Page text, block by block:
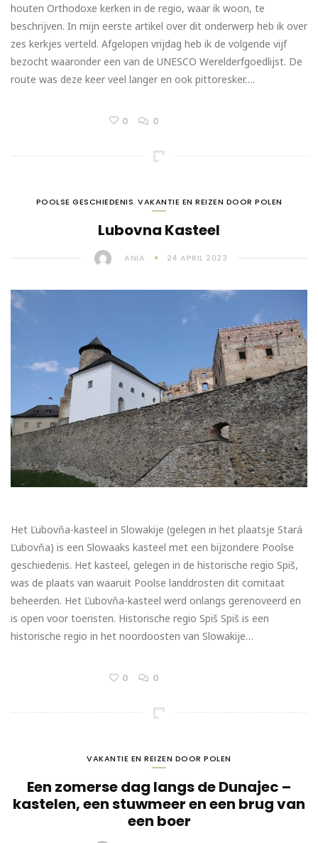
houten Orthodoxe kerken in de regio, waar ik woon, te
beschrijven. In mijn eerste artikel over dit onderwerp heb ik over
zes kerkjes verteld. Afgelopen vrijdag heb ik de volgende vijf
bezocht waaronder een van de UNESCO Werelderfgoedlijst. De
route was deze keer veel langer en ook pittoresker….
0 0
POOLSE GESCHIEDENIS, VAKANTIE EN REIZEN DOOR POLEN
Lubovna Kasteel
ANIA 24 APRIL 2023
Het Ľubovňa-kasteel in Slowakije (gelegen in het plaatsje Stará
Ľubovňa) is een Slowaaks kasteel met een bijzondere Poolse
geschiedenis. Het kasteel, gelegen in de historische regio Spiš,
was de plaats van waaruit Poolse landdrosten dit comitaat
beheerden. Het Ľubovňa-kasteel werd onlangs gerenoveerd en
is open voor toeristen. Historische regio Spiš Spiš is een
historische regio in het noordoosten van Slowakije…
0 0
VAKANTIE EN REIZEN DOOR POLEN
Een zomerse dag langs de Dunajec –
kastelen, een stuwmeer en een brug van
een boer